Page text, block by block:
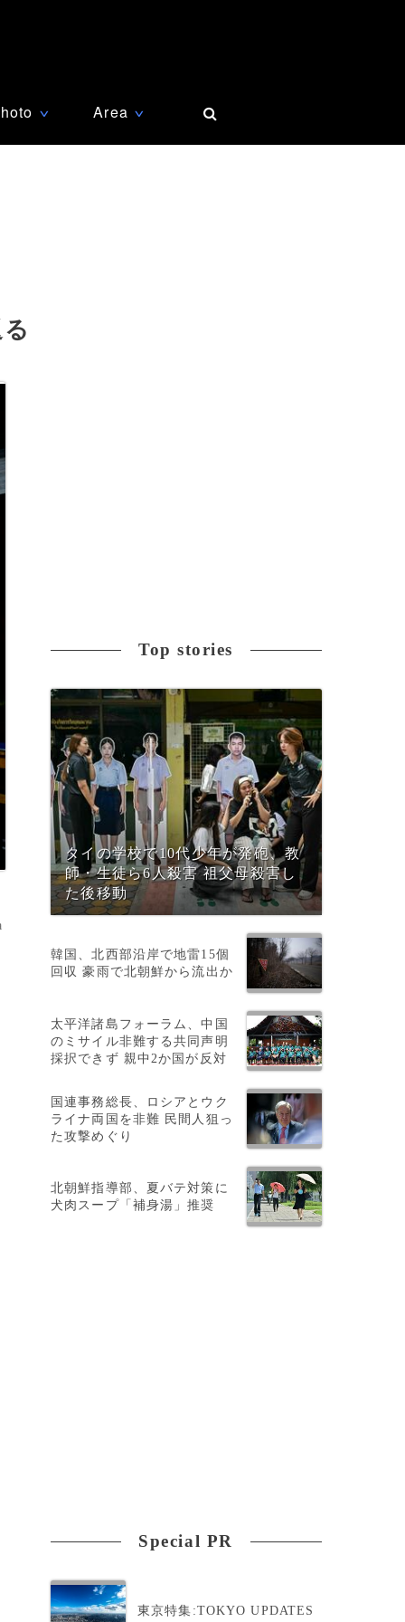
∨ Area ∨
Top stories
タイの学校で10代少年が発砲、教
師・生徒ら6人殺害 祖父母殺害し
た後移動
韓国、北西部沿岸で地雷15個
回収 豪雨で北朝鮮から流出か
太平洋諸島フォーラム、中国
のミサイル非難する共同声明
採択できず 親中2か国が反対
国連事務総長、ロシアとウク
ライナ両国を非難 民間人狙っ
た攻撃めぐり
北朝鮮指導部、夏バテ対策に
犬肉スープ「補身湯」推奨
Special PR
東京特集:TOKYO UPDATES